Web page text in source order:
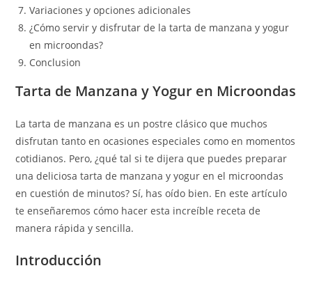
Variaciones y opciones adicionales
¿Cómo servir y disfrutar de la tarta de manzana y yogur
en microondas?
Conclusion
Tarta de Manzana y Yogur en Microondas
La tarta de manzana es un postre clásico que muchos
disfrutan tanto en ocasiones especiales como en momentos
cotidianos. Pero, ¿qué tal si te dijera que puedes preparar
una deliciosa tarta de manzana y yogur en el microondas
en cuestión de minutos? Sí, has oído bien. En este artículo
te enseñaremos cómo hacer esta increíble receta de
manera rápida y sencilla.
Introducción